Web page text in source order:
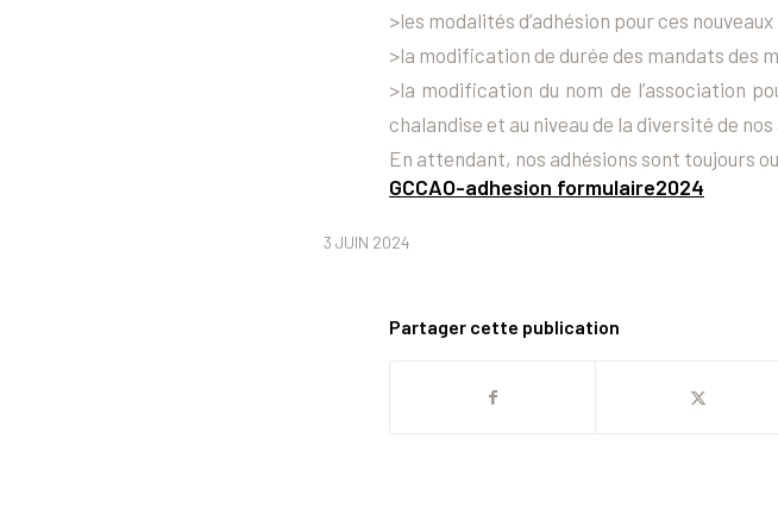
>les modalités d’adhésion pour ces
>la modification de durée des mandats des
>la modification du nom de l’association
chalandise et au niveau de la diversité de
En attendant, nos adhésions sont toujours
GCCAO-adhesion formulaire2024
3 JUIN 2024
Partager cette publication